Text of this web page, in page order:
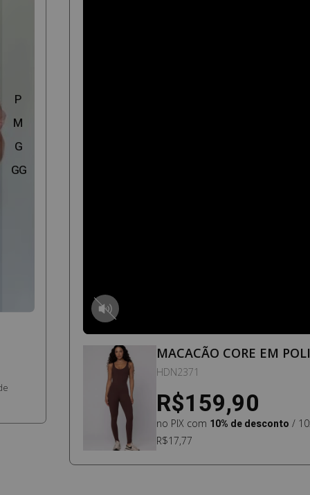
P
M
G
GG
MACACÃO CORE EM
CAFÉ
HDN2371
R$159,90
no PIX com 10% de desconto /
R$17,77